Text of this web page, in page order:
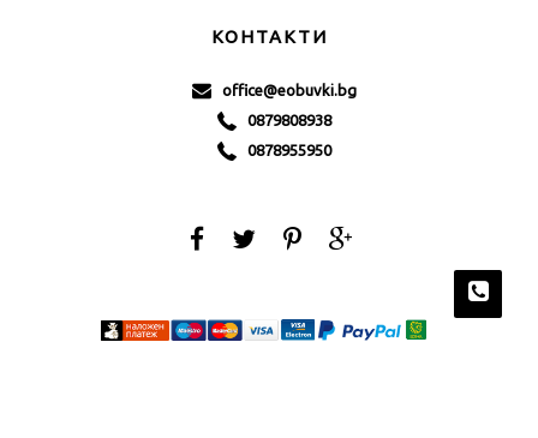
КОНТАКТИ
office@eobuvki.bg
0879808938
0878955950